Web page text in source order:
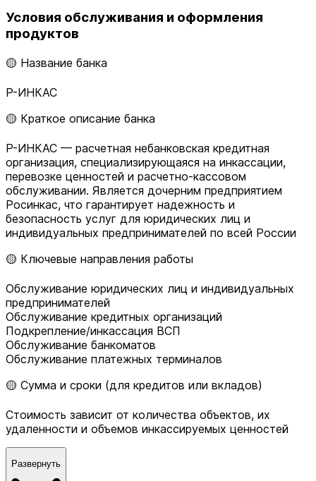
Условия обслуживания и оформления
продуктов
🟡 Название банка
Р-ИНКАС
🟡 Краткое описание банка
Р-ИНКАС — расчетная небанковская кредитная
организация, специализирующаяся на инкассации,
перевозке ценностей и расчетно-кассовом
обслуживании. Является дочерним предприятием
Росинкас, что гарантирует надежность и
безопасность услуг для юридических лиц и
индивидуальных предпринимателей по всей России
🟡 Ключевые направления работы
Обслуживание юридических лиц и индивидуальных
предпринимателей
Обслуживание кредитных организаций
Подкрепление/инкассация ВСП
Обслуживание банкоматов
Обслуживание платежных терминалов
🟡 Сумма и сроки (для кредитов или вкладов)
Стоимость зависит от количества объектов, их
удаленности и объемов инкассируемых ценностей
Развернуть